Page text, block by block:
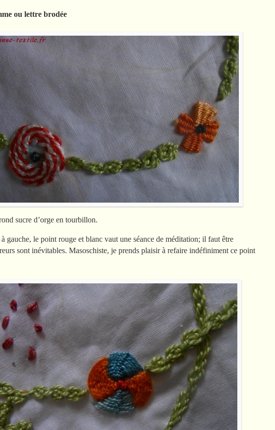
ou lettre brodée
sucre d’orge en tourbillon.
gauche, le point rouge et blanc vaut une séance de méditation; il faut être
sont inévitables. Masoschiste, je prends plaisir à refaire indéfiniment ce point